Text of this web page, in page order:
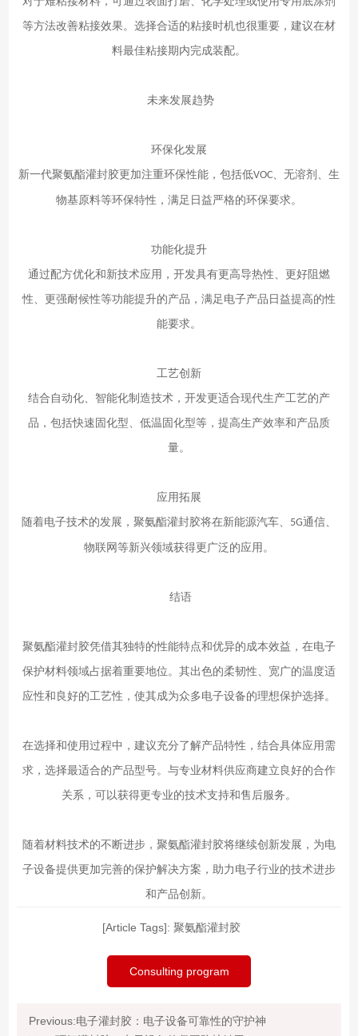
等方法改善粘接效果。选择合适的粘接时机也很重要，建议在材
料最佳粘接期内完成装配。
未来发展趋势
环保化发展
新一代聚氨酯灌封胶更加注重环保性能，包括低VOC 、无溶剂、生
物基原料等环保特性，满足日益严格的环保要求。
功能化提升
通过配方优化和新技术应用，开发具有更高导热性、更好阻燃
性、更强耐候性等功能提升的产品，满足电子产品日益提高的性
能要求。
工艺创新
结合自动化、智能化制造技术，开发更适合现代生产工艺的产
品，包括快速固化型、低温固化型等，提高生产效率和产品质
量。
应用拓展
随着电子技术的发展，聚氨酯灌封胶将在新能源汽车、 5G通信、
物联网等新兴领域获得更广泛的应用。
结语
聚氨酯灌封胶凭借其独特的性能特点和优异的成本效益，在电子
保护材料领域占据着重要地位。其出色的柔韧性、宽广的温度适
应性和良好的工艺性，使其成为众多电子设备的理想保护选择。
在选择和使用过程中，建议充分了解产品特性，结合具体应用需
求，选择最适合的产品型号。与专业材料供应商建立良好的合作
关系，可以获得更专业的技术支持和售后服务。
随着材料技术的不断进步，聚氨酯灌封胶将继续创新发展，为电
子设备提供更加完善的保护解决方案，助力电子行业的技术进步
和产品创新。
[Article Tags]: 聚氨酯灌封胶
Consulting program
Previous:电子灌封胶：电子设备可靠性的守护神